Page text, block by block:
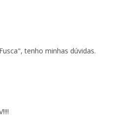
tenho minhas dúvidas.